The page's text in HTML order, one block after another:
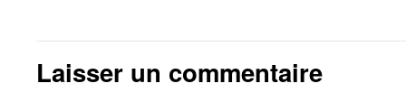
Laisser un commentaire